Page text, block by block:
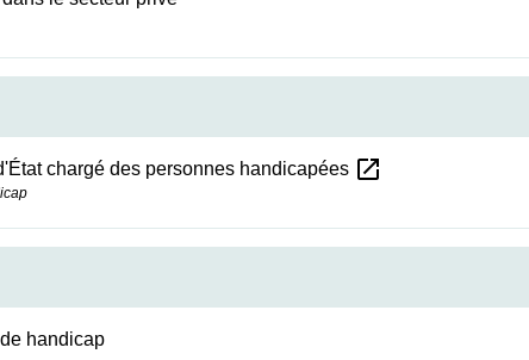
chargé des personnes handicapées open_in_new
handicap